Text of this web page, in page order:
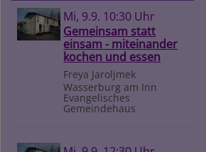
Mi, 9.9. 10:30 Uhr
Gemeinsam statt
einsam - miteinander
kochen und essen
Freya Jaroljmek
Wasserburg am Inn
Evangelisches
Gemeindehaus